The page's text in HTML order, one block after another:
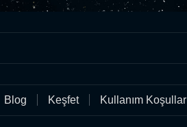
Blog Keşfet Kullanım